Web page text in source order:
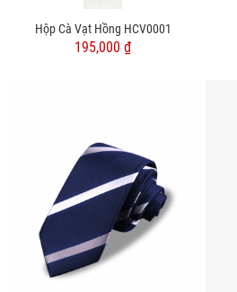
Hộp Cà Vạt Hồng HCV0001
195,000 ₫